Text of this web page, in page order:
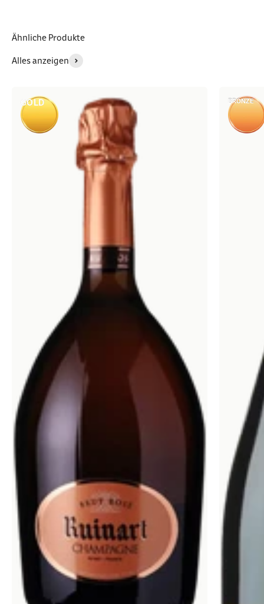
Ähnliche Produkte
Alles anzeigen
GOLD BRONZE